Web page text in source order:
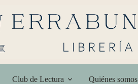
Club de Lectura Quiénes somos